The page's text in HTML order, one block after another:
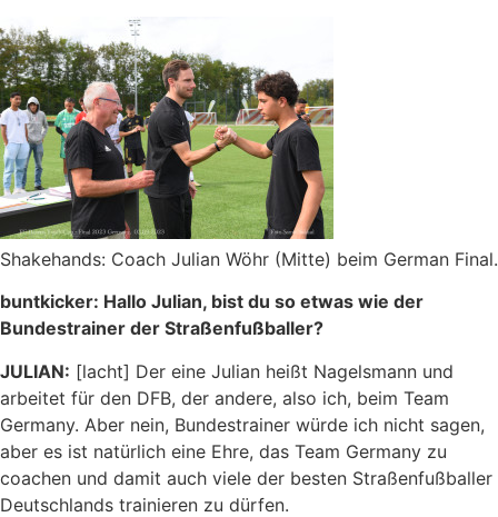
Shakehands: Coach Julian Wöhr (Mitte) beim German Final.
buntkicker: Hallo Julian, bist du so etwas wie der
Bundestrainer der Straßenfußballer?
JULIAN: [lacht] Der eine Julian heißt Nagelsmann und
arbeitet für den DFB, der andere, also ich, beim Team
Germany. Aber nein, Bundestrainer würde ich nicht sagen,
aber es ist natürlich eine Ehre, das Team Germany zu
coachen und damit auch viele der besten Straßenfußballer
Deutschlands trainieren zu dürfen.